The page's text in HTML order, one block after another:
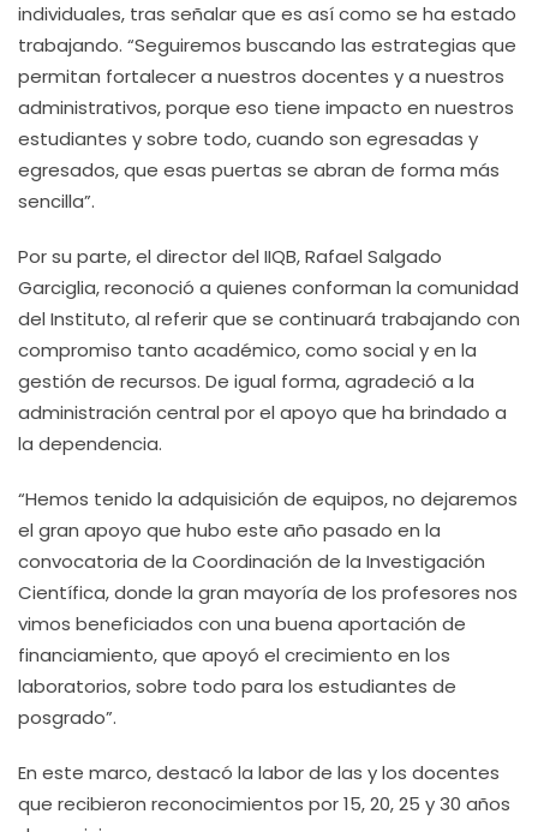
individuales, tras señalar que es así como se ha estado
trabajando. “Seguiremos buscando las estrategias que
permitan fortalecer a nuestros docentes y a nuestros
administrativos, porque eso tiene impacto en nuestros
estudiantes y sobre todo, cuando son egresadas y
egresados, que esas puertas se abran de forma más
sencilla”.
Por su parte, el director del IIQB, Rafael Salgado
Garciglia, reconoció a quienes conforman la comunidad
del Instituto, al referir que se continuará trabajando con
compromiso tanto académico, como social y en la
gestión de recursos. De igual forma, agradeció a la
administración central por el apoyo que ha brindado a
la dependencia.
“Hemos tenido la adquisición de equipos, no dejaremos
el gran apoyo que hubo este año pasado en la
convocatoria de la Coordinación de la Investigación
Científica, donde la gran mayoría de los profesores nos
vimos beneficiados con una buena aportación de
financiamiento, que apoyó el crecimiento en los
laboratorios, sobre todo para los estudiantes de
posgrado”.
En este marco, destacó la labor de las y los docentes
que recibieron reconocimientos por 15, 20, 25 y 30 años